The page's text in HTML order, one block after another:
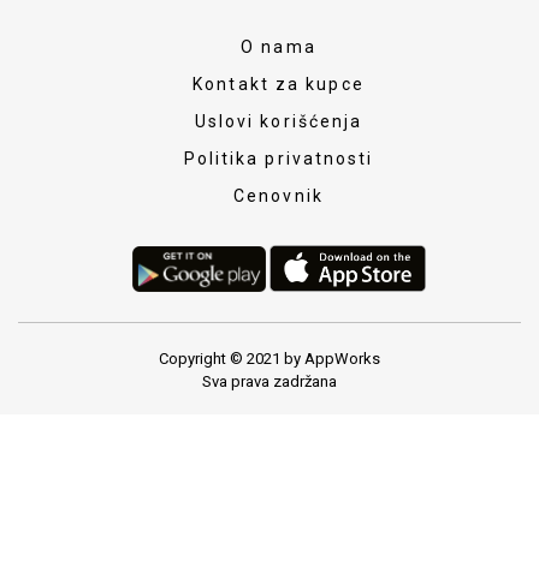
O nama
Kontakt za kupce
Uslovi korišćenja
Politika privatnosti
Cenovnik
Copyright © 2021 by AppWorks
Sva prava zadržana